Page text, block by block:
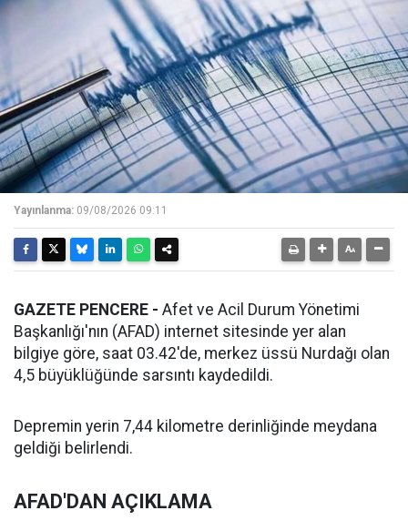
Yayınlanma: 09/08/2026 09:11
GAZETE PENCERE - Afet ve Acil Durum Yönetimi
Başkanlığı'nın (AFAD) internet sitesinde yer alan
bilgiye göre, saat 03.42'de, merkez üssü Nurdağı olan
4,5 büyüklüğünde sarsıntı kaydedildi.
Depremin yerin 7,44 kilometre derinliğinde meydana
geldiği belirlendi.
AFAD'DAN AÇIKLAMA